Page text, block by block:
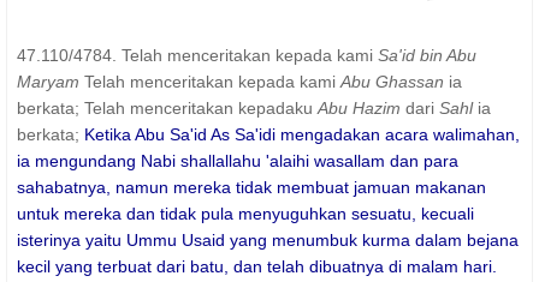
47.110/4784. Telah menceritakan kepada kami Sa'id bin Abu
Maryam Telah menceritakan kepada kami Abu Ghassan ia
berkata; Telah menceritakan kepadaku Abu Hazim dari Sahlia
berkata; Ketika Abu Sa'id As Sa'idi mengadakan acara walimahan,
ia mengundang Nabi shallallahu 'alaihi wasallam dan para
sahabatnya, namun mereka tidak membuat jamuan makanan
untuk mereka dan tidak pula menyuguhkan sesuatu, kecuali
isterinya yaitu Ummu Usaid yang menumbuk kurma dalam bejana
kecil yang terbuat dari batu, dan telah dibuatnya di malam hari.